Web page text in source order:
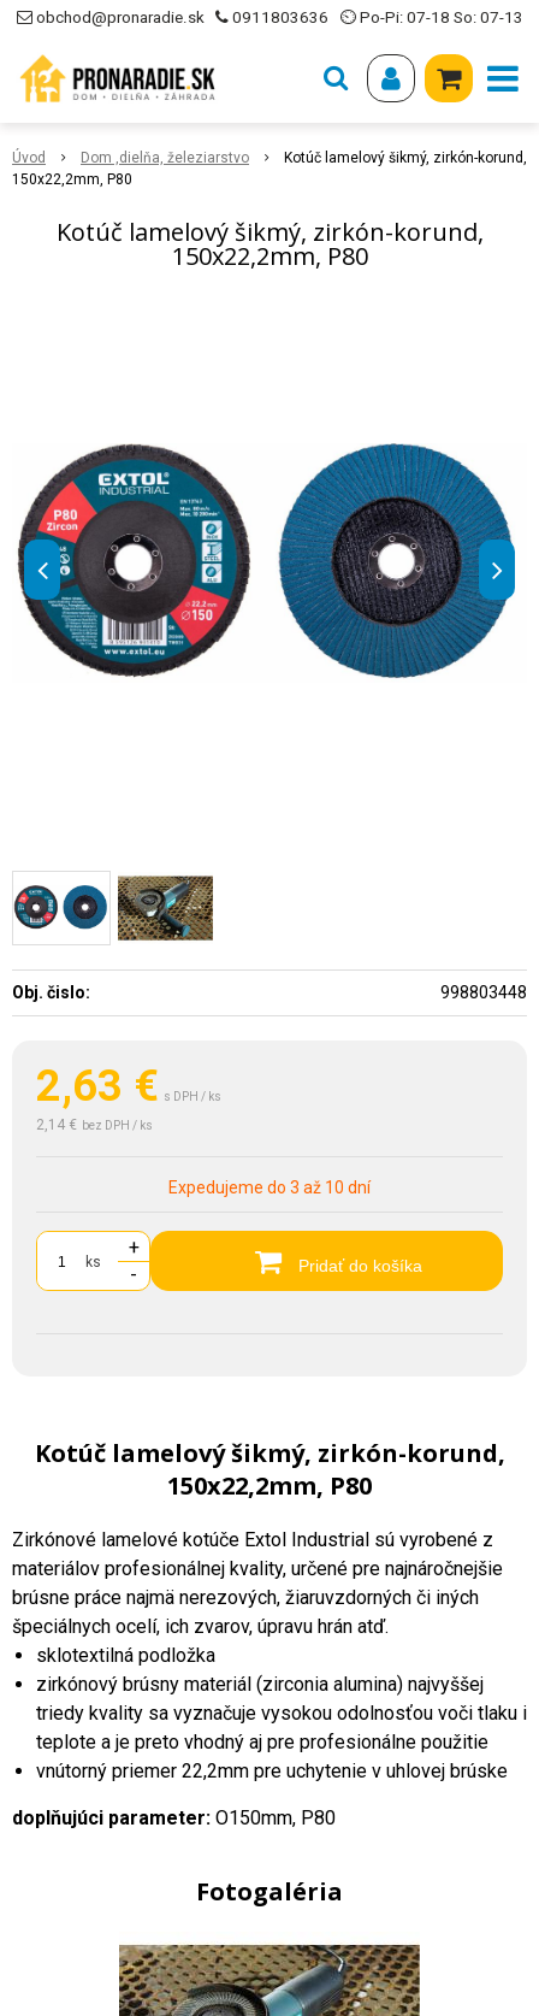
obchod@pronaradie.sk 0911803636 ⏲ Po-Pi: 07-18 So: 07-13
Úvod Dom ,dielňa, železiarstvo
Kotúč lamelový šikmý, zirkón-korund,
150x22,2mm, P80
Kotúč lamelový šikmý, zirkón-korund,
150x22,2mm, P80
2,63 € s DPH / ks
2,14 € bez DPH / ks
Expedujeme do 3 až 10 dní
ks
+
-
Pridať do košíka
Obj. čislo: 998803448
Kotúč lamelový šikmý, zirkón-korund,
150x22,2mm, P80
Zirkónové lamelové kotúče Extol Industrial sú vyrobené z
materiálov profesionálnej kvality, určené pre najnáročnejšie
brúsne práce najmä nerezových, žiaruvzdorných či iných
špeciálnych ocelí, ich zvarov, úpravu hrán atď.
sklotextilná podložka
zirkónový brúsny materiál (zirconia alumina) najvyššej
triedy kvality sa vyznačuje vysokou odolnosťou voči tlaku i
teplote a je preto vhodný aj pre profesionálne použitie
vnútorný priemer 22,2mm pre uchytenie v uhlovej brúske
doplňujúci parameter: O150mm, P80
Fotogaléria